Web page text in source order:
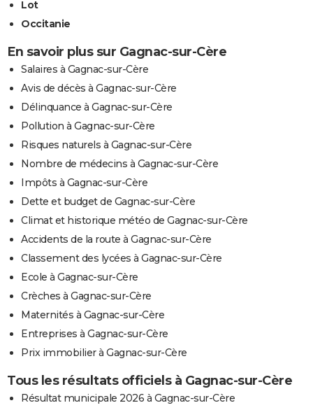
Lot
Occitanie
En savoir plus sur Gagnac-sur-Cère
Salaires à Gagnac-sur-Cère
Avis de décès à Gagnac-sur-Cère
Délinquance à Gagnac-sur-Cère
Pollution à Gagnac-sur-Cère
Risques naturels à Gagnac-sur-Cère
Nombre de médecins à Gagnac-sur-Cère
Impôts à Gagnac-sur-Cère
Dette et budget de Gagnac-sur-Cère
Climat et historique météo de Gagnac-sur-Cère
Accidents de la route à Gagnac-sur-Cère
Classement des lycées à Gagnac-sur-Cère
Ecole à Gagnac-sur-Cère
Crèches à Gagnac-sur-Cère
Maternités à Gagnac-sur-Cère
Entreprises à Gagnac-sur-Cère
Prix immobilier à Gagnac-sur-Cère
Tous les résultats officiels à Gagnac-sur-Cère
Résultat municipale 2026 à Gagnac-sur-Cère